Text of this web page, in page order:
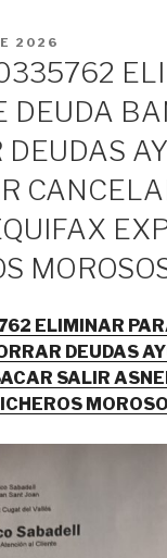
2026
DEUDA
DEUDAS
ELIMINAR
DEUDAS
SALIR